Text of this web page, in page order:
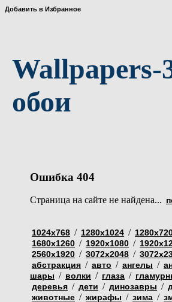
Добавить в Избранное
Wallpapers-
обои
Ошибка 404
Страница на сайте не найдена...
1024х768 / 1280х1024 /
1680х1260 / 1920х1080 /
2560х1920 / 3072х2048 /
абстракция / авто / ангелы /
шары / волки / глаза /
деревья / дети / динозавры /
животные / жирафы / зима /